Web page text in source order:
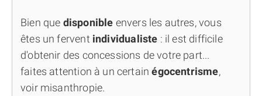
Bien que disponible envers les autres, vous
êtes un fervent individualiste : il est difficile
d'obtenir des concessions de votre part...
faites attention à un certainégocentrisme,
voir misanthropie.